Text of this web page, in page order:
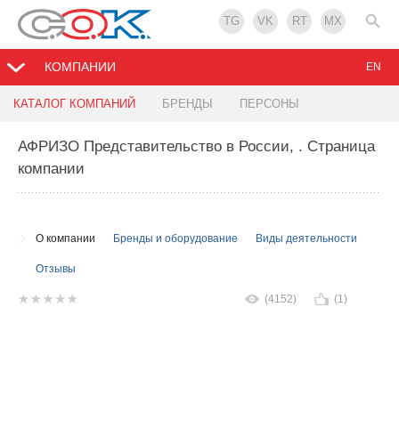
TG VK RT MX
КОМПАНИИ
КАТАЛОГ КОМПАНИЙ БРЕНДЫ ПЕРСОНЫ
EN
АФРИЗО Представительство в России, . Страница
компании
О компании Бренды и оборудование Виды деятельности
Отзывы
(4152) (1)